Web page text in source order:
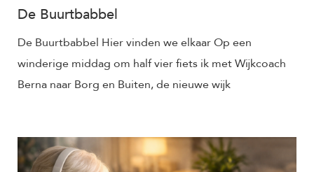
De Buurtbabbel
De Buurtbabbel Hier vinden we elkaar Op een
winderige middag om half vier fiets ik met Wijkcoach
Berna naar Borg en Buiten, de nieuwe wijk